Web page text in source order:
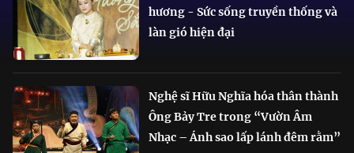
hương - Sức sống truyền thống và
làn gió hiện đại
Nghệ sĩ Hữu Nghĩa hóa thân thành
Ông Bảy Tre trong “Vườn Âm
Nhạc – Ánh sao lấp lánh đêm rằm”